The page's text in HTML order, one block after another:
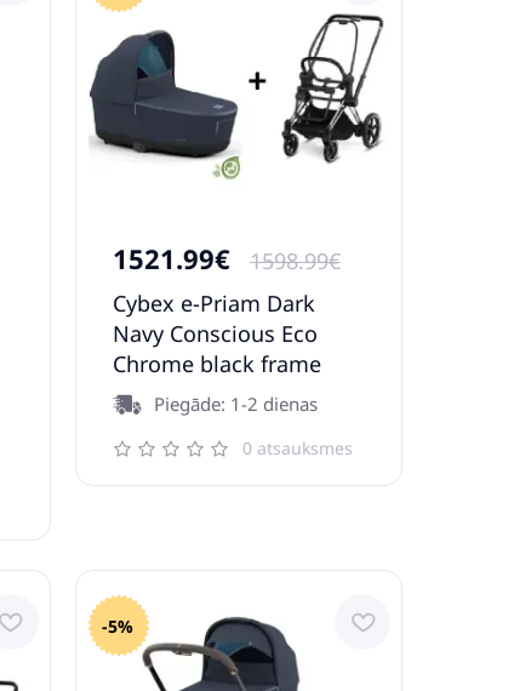
1521.99€
1598.99€
Cybex e-Priam Dark
Navy Conscious Eco
Chrome black frame
Kulbu Rati
Piegāde: 1-2 dienas
0 atsauksmes
-5%